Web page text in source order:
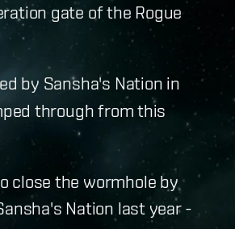
gate of the Rogue
by Sansha's Nation in
through from this
close the wormhole by
Nation last year -